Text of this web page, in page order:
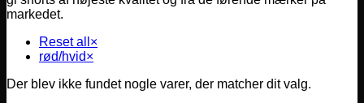
markedet.
Reset all ×
rød/hvid×
Der blev ikke fundet nogle varer, der matcher dit valg.